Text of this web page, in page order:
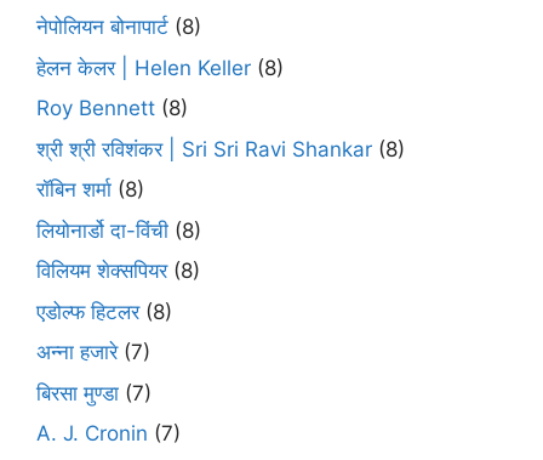
नेपोलियन बोनापार्ट (8)
हेलन केलर | Helen Keller (8)
Roy Bennett (8)
श्री श्री रविशंकर | Sri Sri Ravi Shankar (8)
रॉबिन शर्मा (8)
लियोनार्डो दा-विंची (8)
विलियम शेक्सपियर(8)
एडोल्फ हिटलर(8)
अन्ना हजारे(7)
बिरसा मुण्डा (7)
A. J. Cronin (7)